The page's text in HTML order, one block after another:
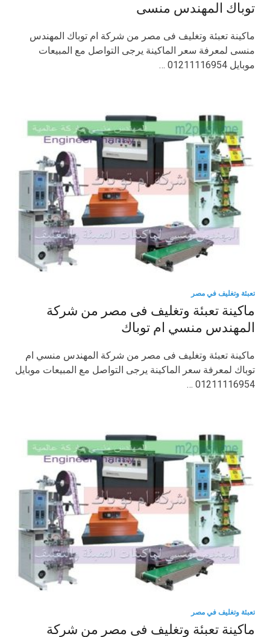
توباك المهندس منسى
ماكينة تعبئة وتغليف فى مصر من شركة ام توباك المهندس
منسى لمعرفة سعر الماكينة يرجى التواصل مع المبيعات
موبايل 01211116954 …
تعبئة وتغليف في مصر
ماكينة تعبئة وتغليف فى مصر من شركة
المهندس منسي ام توباك
ماكينة تعبئة وتغليف فى مصر من شركة المهندس منسي ام
توباك لمعرفة سعر الماكينة يرجى التواصل مع المبيعات موبايل
01211116954 …
تعبئة وتغليف في مصر
ماكينة تعبئة وتغليف فى مصر من شركة